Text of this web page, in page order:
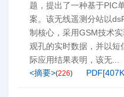
题，提出了一种基于PIC
案。该无线遥测分站以
制核心，采用GSM技术
观孔的实时数据，并以短
际应用结果表明，该无...
<摘要>(226) PDF[